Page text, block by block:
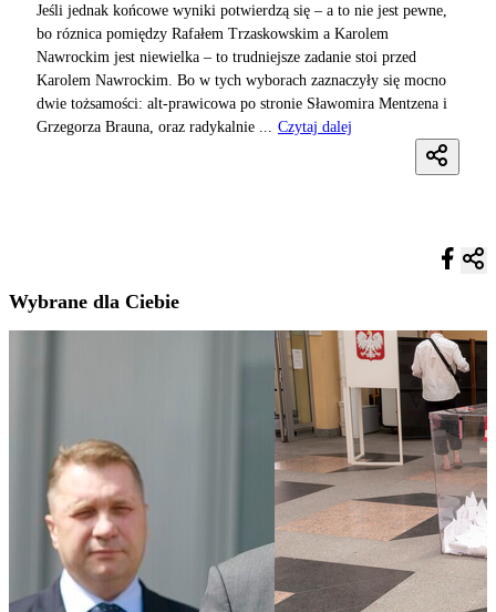
Jeśli jednak końcowe wyniki potwierdzą się – a to nie jest pewne,
bo róznica pomiędzy Rafałem Trzaskowskim a Karolem
Nawrockim jest niewielka – to trudniejsze zadanie stoi przed
Karolem Nawrockim. Bo w tych wyborach zaznaczyły się mocno
dwie tożsamości: alt-prawicowa po stronie Sławomira Mentzena i
Grzegorza Brauna, oraz radykalnie ...
Czytaj dalej
Wybrane dla Ciebie